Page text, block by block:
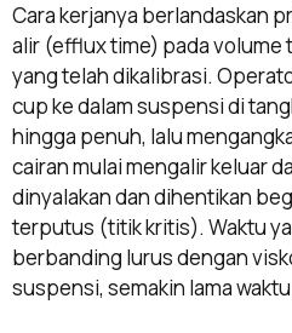
Cara kerjanya berlandaskan
alir (efflux time) pada
yang telah dikalibrasi.
cup ke dalam suspensi di
hingga penuh, lalu
cairan mulai mengalir keluar
dinyalakan dan dihentikan
terputus (titik kritis). Waktu
berbanding lurus dengan
suspensi, semakin lama